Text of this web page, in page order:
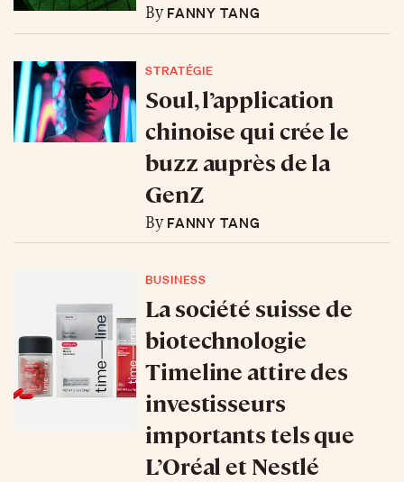
ByFANNY TANG
STRATÉGIE
Soul, l’application
chinoise qui crée le
buzz auprès de la
GenZ
ByFANNY TANG
BUSINESS
La société suisse de
biotechnologie
Timeline attire des
investisseurs
importants tels que
L’Oréal et Nestlé